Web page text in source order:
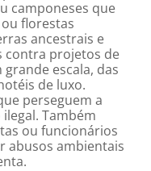
camponeses que
florestas
ancestrais e
contra projetos de
escala, das
de luxo.
perseguem a
Também
ou funcionários
abusos ambientais